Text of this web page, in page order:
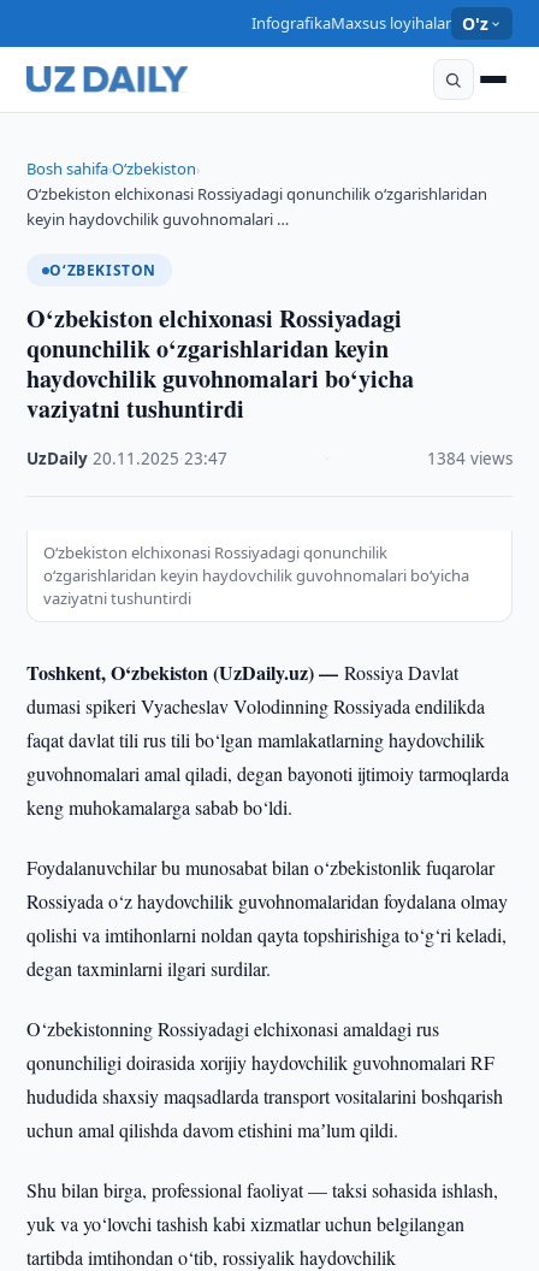
InfografikaMaxsus loyihalar O'z
Bosh sahifa›O‘zbekiston›
O‘zbekiston elchixonasi Rossiyadagi qonunchilik o‘zgarishlaridan
keyin haydovchilik guvohnomalari …
O‘ZBEKISTON
O‘zbekiston elchixonasi Rossiyadagi
qonunchilik o‘zgarishlaridan keyin
haydovchilik guvohnomalari bo‘yicha
vaziyatni tushuntirdi
UzDaily ·20.11.2025 ·23:47 1384 views
O‘zbekiston elchixonasi Rossiyadagi qonunchilik
o‘zgarishlaridan keyin haydovchilik guvohnomalari bo‘yicha
vaziyatni tushuntirdi
Toshkent, O‘zbekiston (UzDaily.uz) —Rossiya Davlat
dumasi spikeri Vyacheslav Volodinning Rossiyada endilikda
faqat davlat tili rus tili bo‘lgan mamlakatlarning haydovchilik
guvohnomalari amal qiladi, degan bayonoti ijtimoiy tarmoqlarda
keng muhokamalarga sabab bo‘ldi.
Foydalanuvchilar bu munosabat bilan o‘zbekistonlik fuqarolar
Rossiyada o‘z haydovchilik guvohnomalaridan foydalana olmay
qolishi va imtihonlarni noldan qayta topshirishiga to‘g‘ri keladi,
degan taxminlarni ilgari surdilar.
O‘zbekistonning Rossiyadagi elchixonasi amaldagi rus
qonunchiligi doirasida xorijiy haydovchilik guvohnomalari RF
hududida shaxsiy maqsadlarda transport vositalarini boshqarish
uchun amal qilishda davom etishini maʼlum qildi.
Shu bilan birga, professional faoliyat — taksi sohasida ishlash,
yuk va yo‘lovchi tashish kabi xizmatlar uchun belgilangan
tartibda imtihondan o‘tib, rossiyalik haydovchilik